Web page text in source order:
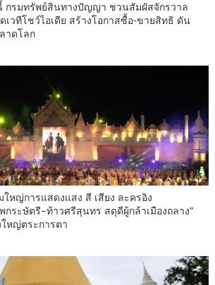
กรมทรัพย์สินทางปัญญา ชวนสัมผัสจักรวาล
ดเวทีโชว์ไอเดีย สร้างโอกาสซื้อ-ขายสิทธิ ดัน
าดโลก
ใหญ่การแสดงแสง สี เสียง ละครอิง
กระษัตรี–ท้าวศรีสุนทร สดุดีผู้กล้าเมืองถลาง”
ใหญ่ตระการตา